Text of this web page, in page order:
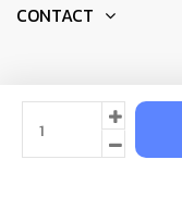
CONTACT
© 2025 - Réalisation par